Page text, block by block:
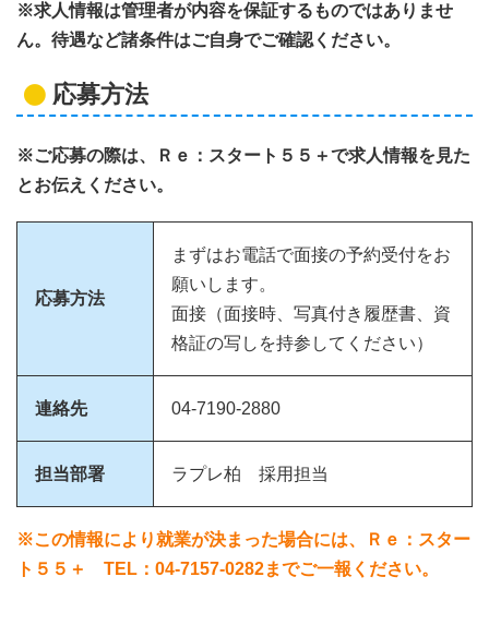
※求人情報は管理者が内容を保証するものではありませ
ん。待遇など諸条件はご自身でご確認ください。
応募方法
※ご応募の際は、Ｒｅ：スタート５５＋で求人情報を見た
とお伝えください。
応募方法
まずはお電話で面接の予約受付をお
願いします。
面接（面接時、写真付き履歴書、資
格証の写しを持参してください）
連絡先 04-7190-2880
担当部署 ラプレ柏 採用担当
※この情報により就業が決まった場合には、Ｒｅ：スター
ト５５＋ TEL：04-7157-0282までご一報ください。